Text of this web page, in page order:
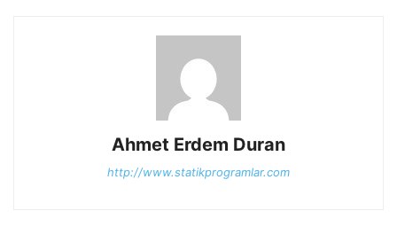
Ahmet Erdem Duran
http://www.statikprogramlar.com